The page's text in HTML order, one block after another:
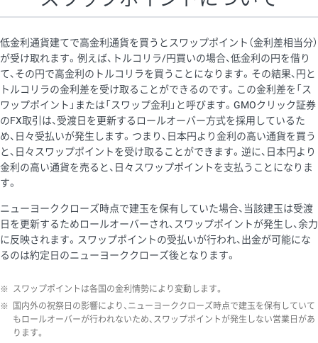
低金利通貨建てで高金利通貨を買うとスワップポイント（金利差相当分）
が受け取れます。例えば、トルコリラ/円買いの場合、低金利の円を借り
て、その円で高金利のトルコリラを買うことになります。その結果、円と
トルコリラの金利差を受け取ることができるのです。この金利差を「ス
ワップポイント」または「スワップ金利」と呼びます。GMOクリック証券
のFX取引は、受渡日を更新するロールオーバー方式を採用しているた
め、日々受払いが発生します。つまり、日本円より金利の高い通貨を買う
と、日々スワップポイントを受け取ることができます。逆に、日本円より
金利の高い通貨を売ると、日々スワップポイントを支払うことになりま
す。
ニューヨーククローズ時点で建玉を保有していた場合、当該建玉は受渡
日を更新するためロールオーバーされ、スワップポイントが発生し、余力
に反映されます。スワップポイントの受払いが行われ、出金が可能にな
るのは約定日のニューヨーククローズ後となります。
※ スワップポイントは各国の金利情勢により変動します。
※
国内外の祝祭日の影響により、ニューヨーククローズ時点で建玉を保有していて
もロールオーバーが行われないため、スワップポイントが発生しない営業日があ
ります。